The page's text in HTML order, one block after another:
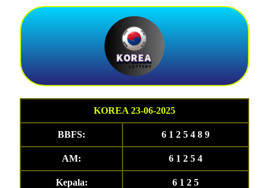
KOREA 23-06-2025
BBFS: 6 1 2 5 4 8 9
AM: 6 1 2 5 4
Kepala: 6 1 2 5